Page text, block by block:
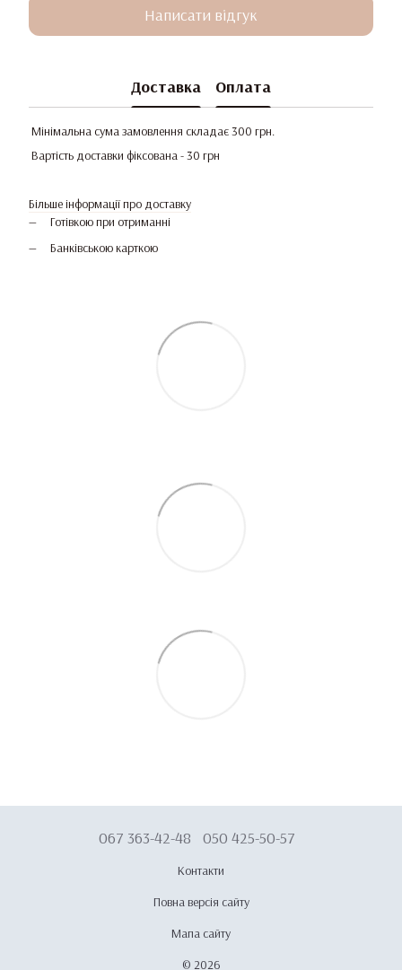
Написати відгук
Доставка Оплата
Мінімальна сума замовлення складає 300 грн.
Вартість доставки фіксована - 30 грн
Більше інформації про доставку
Готівкою при отриманні
Банківською карткою
067 363-42-48 050 425-50-57
Контакти
Повна версія сайту
Мапа сайту
© 2026